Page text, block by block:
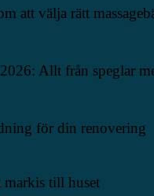
att välja rätt
Allt från speglar
för din renovering
markis till huset